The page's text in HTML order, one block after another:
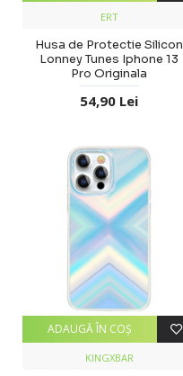
ERT
Husa de Protectie Silicon
Lonney Tunes Iphone 13
Pro Originala
54,90 Lei
KINGXBAR
ADAUGĂ ÎN COŞ